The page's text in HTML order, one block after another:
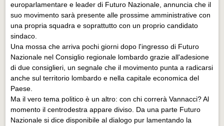
europarlamentare e leader di Futuro Nazionale, annuncia che il
suo movimento sarà presente alle prossime amministrative con
una propria squadra e soprattutto con un proprio candidato
sindaco.
Una mossa che arriva pochi giorni dopo l'ingresso di Futuro
Nazionale nel Consiglio regionale lombardo grazie all'adesione
di due consiglieri, un segnale che il movimento punta a radicarsi
anche sul territorio lombardo e nella capitale economica del
Paese.
Ma il vero tema politico è un altro: con chi correrà Vannacci? Al
momento il centrodestra appare diviso. Da una parte Futuro
Nazionale si dice disponibile al dialogo pur lamentando la